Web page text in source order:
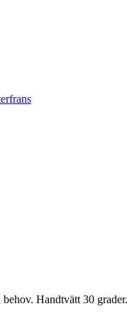
Handtvätt 30